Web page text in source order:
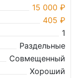
15 000 ₽
405 ₽
1
Раздельные
Совмещенный
Хороший